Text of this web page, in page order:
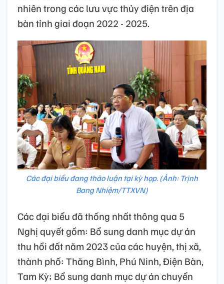
nhiên trong các lưu vực thủy điện trên địa
bàn tỉnh giai đoạn 2022 - 2025.
Các đại biểu đang thảo luận tại kỳ họp. (Ảnh: Trịnh
Bang Nhiệm/TTXVN)
Các đại biểu đã thống nhất thông qua 5
Nghị quyết gồm: Bổ sung danh mục dự án
thu hồi đất năm 2023 của các huyện, thị xã,
thành phố: Thăng Bình, Phú Ninh, Điện Bàn,
Tam Kỳ; Bổ sung danh mục dự án chuyển